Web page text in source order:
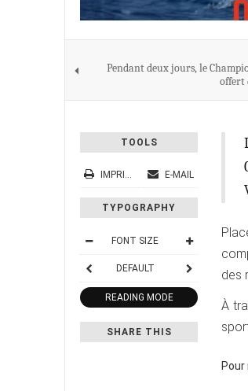
Pendant deux jours, le
offert
TOOLS
IMPRIMER E-MAIL
TYPOGRAPHY
FONT SIZE
DEFAULT
READING MODE
SHARE THIS
des
À